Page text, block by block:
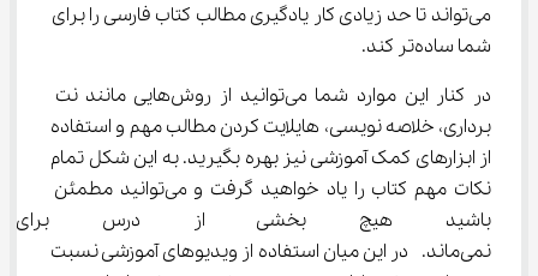
می‌تواند تا حد زیادی کار یادگیری مطالب کتاب فارسی را برای
شما ساده‌تر کند.
در کنار این موارد شما می‌توانید از روش‌هایی مانند نت
برداری، خلاصه نویسی، هایلایت کردن مطالب مهم و استفاده
از ابزارهای کمک آموزشی نیز بهره بگیرید. به این شکل تمام
نکات مهم کتاب را یاد خواهید گرفت و می‌توانید مطمئن
باشید هیچ بخشی از درس
نمی‌ماند.  در این میان استفاده از ویدیوهای آموزشی نسبت